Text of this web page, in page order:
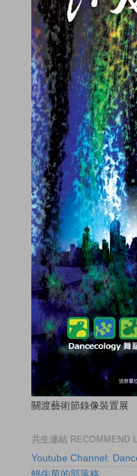
關渡藝術節錄像裝置展
共生連結 RECOMMEND
Youtube Channel: